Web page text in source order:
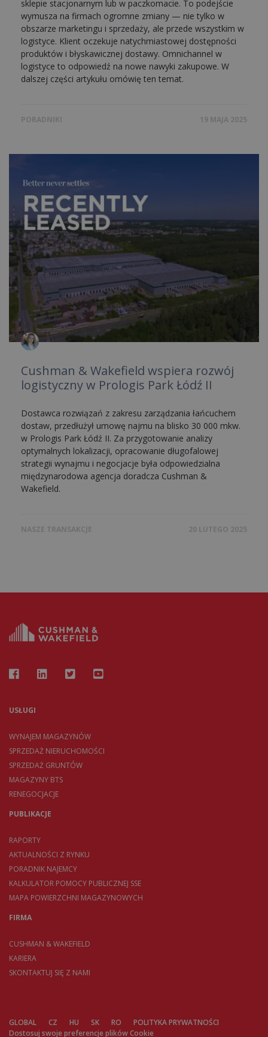
sklepie stacjonarnym lub w paczkomacie. To podejście
wymusza na firmach ogromne zmiany — nie tylko w
obszarze marketingu i sprzedaży, ale przede wszystkim w
logistyce. Klient oczekuje natychmiastowej dostępności
produktów i błyskawicznej dostawy. Omnichannel w
logistyce to odpowiedź na nowe nawyki zakupowe. W
dalszej części artykułu omówię ten temat.
PORADNIKI 19 MAJA 2025
Cushman & Wakefield wspiera rozwój
logistyczny w Prologis Park Łódź II
Dostawca rozwiązań z zakresu zarządzania łańcuchem
dostaw, przedłużył umowę najmu na blisko 30 000 mkw.
w Prologis Park Łódź II. Za przygotowanie analizy
optymalnych lokalizacji, opracowanie długofalowej
strategii wynajmu i negocjacje była odpowiedzialna
międzynarodowa agencja doradcza Cushman &
Wakefield.
NASZE TRANSAKCJE 20 LUTEGO 2025
USŁUGI
WYNAJEM MAGAZYNÓW
SPRZEDAŻ NIERUCHOMOŚCI
SPRZEDAŻ GRUNTÓW
MAGAZYNY BTS
RENEGOCJACJE
PUBLIKACJE
RAPORTY
AKTUALNOŚCI Z RYNKU
PORADNIK NAJEMCY
KALKULATOR POMOCY PUBLICZNEJ SSE
MAPA POWIERZCHNI MAGAZYNOWYCH
FIRMA
CUSHMAN & WAKEFIELD
KARIERA
SKONTAKTUJ SIĘ Z NAMI
GLOBAL CZ HU SK RO
POLITYKA PRYWATNOŚCI
Dostosuj swoje preferencje plików Cookie